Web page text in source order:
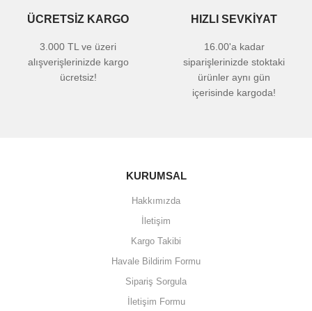
ÜCRETSİZ KARGO
3.000 TL ve üzeri
alışverişlerinizde kargo
ücretsiz!
HIZLI SEVKİYAT
16.00'a kadar
siparişlerinizde stoktaki
ürünler aynı gün
içerisinde kargoda!
KURUMSAL
Hakkımızda
İletişim
Kargo Takibi
Havale Bildirim Formu
Sipariş Sorgula
İletişim Formu